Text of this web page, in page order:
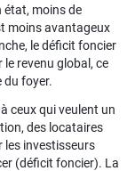
état, moins de
moins avantageux
le déficit foncier
revenu global, ce
du foyer.
ceux qui veulent un
des locataires
les investisseurs
(déficit foncier). La